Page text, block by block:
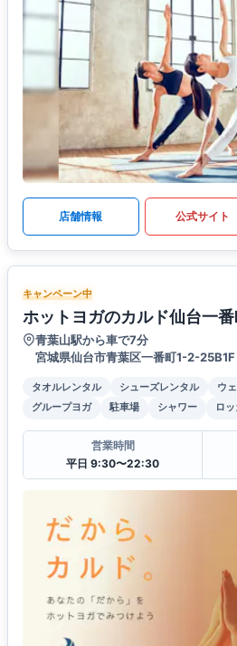
店舗情報 公式サイト
キャンペーン中
ホットヨガのカルド仙台一
青葉山駅から車で7分
宮城県仙台市青葉区一番町1-2-25B1F
タオルレンタル シューズレンタル ウ
グループヨガ
駐車場 シャワー ロ
営業時間
平日 9:30〜22:30